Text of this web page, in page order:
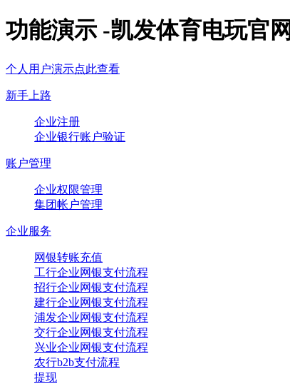
功能演示 -凯发体育电玩官网
个人用户演示点此查看
新手上路
企业注册
企业银行账户验证
账户管理
企业权限管理
集团帐户管理
企业服务
网银转账充值
工行企业网银支付流程
招行企业网银支付流程
建行企业网银支付流程
浦发企业网银支付流程
交行企业网银支付流程
兴业企业网银支付流程
农行b2b支付流程
提现